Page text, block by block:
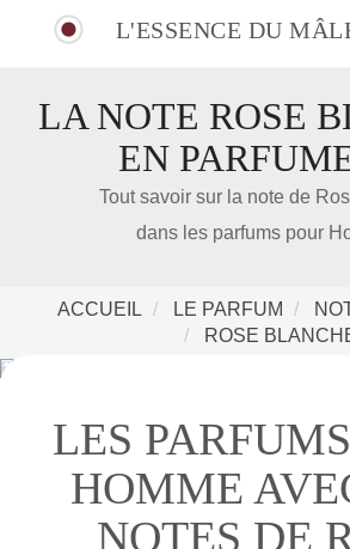
L'ESSENCE DU
LA NOTE ROSE
EN
Tout savoir sur la note de
dans les parfums pour
ACCUEIL LE PARFUM
ROSE
LES
HOMME
NOTES DE
IDÉE CADEAU
Amazon